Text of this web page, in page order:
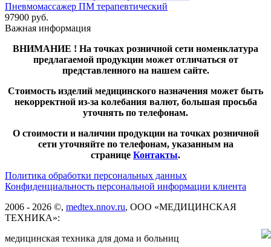
Пневмомассажер ПМ терапевтический
97900 руб.
Важная информация
ВНИМАНИЕ ! На точках розничной сети номенклатура
предлагаемой продукции может отличаться от
представленного на нашем сайте.
Стоимость изделий медицинского назначения может быть
некорректной из-за колебания валют, большая просьба
уточнять по телефонам.
О стоимости и наличии продукции на точках розничной
сети уточняйте по телефонам, указанным на
странице Контакты.
Политика обработки персональных данных
Конфиденциальность персональной информации клиента
2006 - 2026 ©, medtex.nnov.ru, ООО «МЕДИЦИНСКАЯ
ТЕХНИКА»:
медицинская техника для дома и больниц